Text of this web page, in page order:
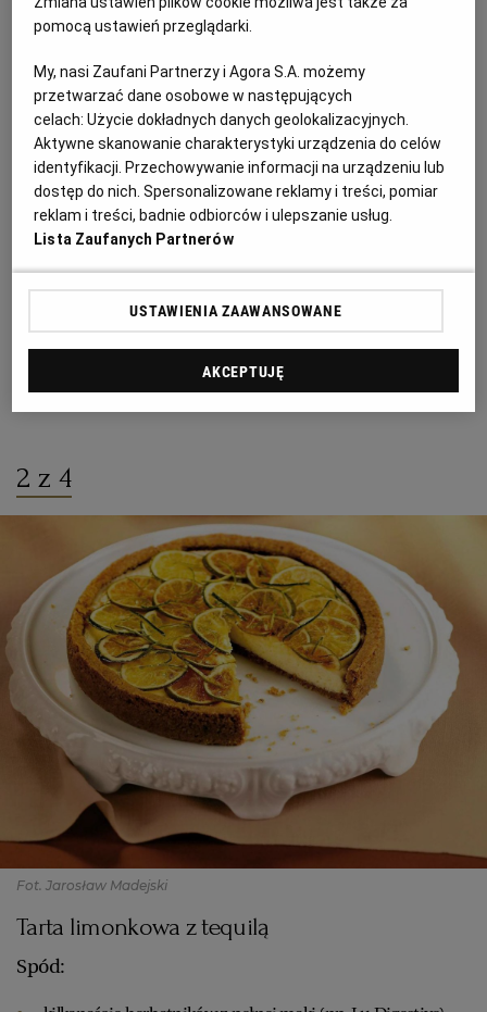
WROCŁAW
ZAKOPANE
ZIELONA GÓRA
Ostrożnie zdejmujemy ciasto z blachy i czekamy, aż
spłaszczamy go dłonią. Z jednej pomarańczy (odmiana
novelina) wyciskamy 2 łyżki soku. Pozostałe obieramy
ze skórki i robimy z nich ?fileciki?, czyli dzielimy na
cząstki, które obieramy z błonek.
Układamy je na papierowym ręczniku, przykrywamy
drugim ręcznikiem i czekamy, aż papier wchłonie sok.
Ucieramy twarożek z cukrem, odrobiną wanilii, solą i
sokiem pomarańczowym. Rozsmarowujemy na
cieście, pozostawiając bez masy wyłącznie brzegi. Na
wierzchu układamy pomarańcze i posypujemy
2 z 4
Fot. Jarosław Madejski
Tarta limonkowa z tequilą
Spód:
pomocą ustawień przeglądarki.
My, nasi Zaufani Partnerzy i Agora S.A. możemy
przetwarzać dane osobowe w następujących
celach:Użycie dokładnych danych geolokalizacyjnych.
Aktywne skanowanie charakterystyki urządzenia do celów
identyfikacji. Przechowywanie informacji na urządzeniu lub
dostęp do nich. Spersonalizowane reklamy i treści, pomiar
reklam i treści, badnie odbiorców i ulepszanie usług.
Lista Zaufanych Partnerów
USTAWIENIA ZAAWANSOWANE
AKCEPTUJĘ